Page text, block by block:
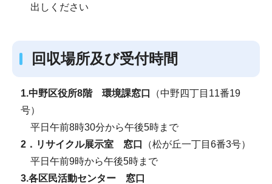
出しください
回収場所及び受付時間
1.中野区役所8階 環境課窓口
（中野四丁目11番19
号）
平日午前8時30分から午後5時まで
2．リサイクル展示室 窓口
（松が丘一丁目6番3号）
平日午前9時から午後5時まで
3.各区民活動センター 窓口